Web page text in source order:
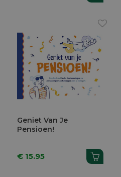
Geniet Van Je
Pensioen!
€ 15.95